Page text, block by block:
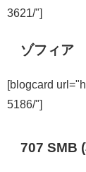
3621/"]
ゾフィア
[blogcard
5186/"]
707 SMB